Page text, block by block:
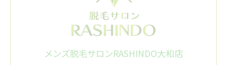
メンズ脱毛サロンRASHINDO大和店